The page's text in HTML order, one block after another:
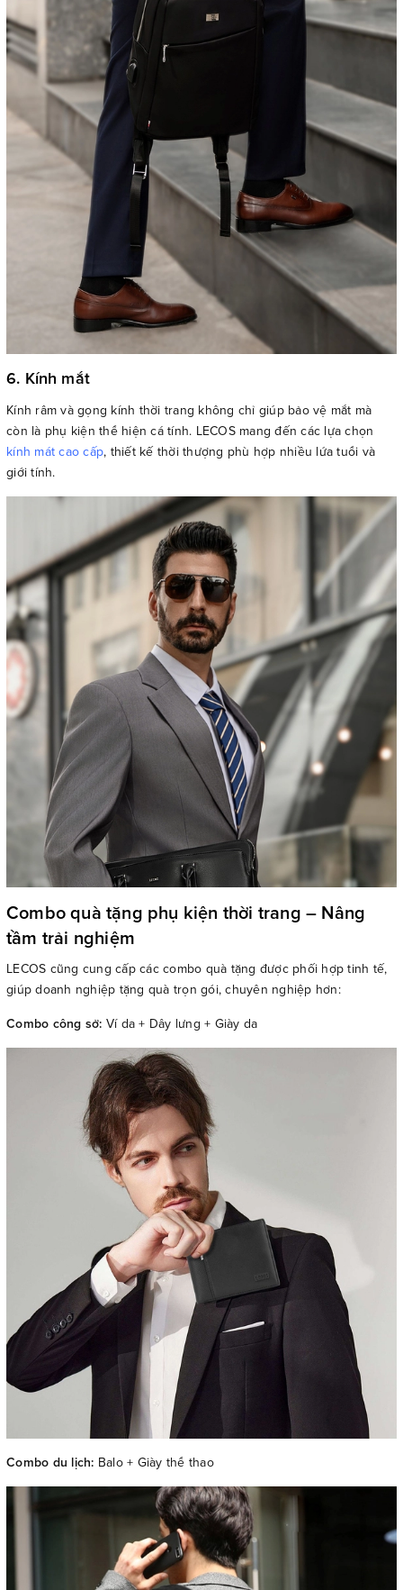
6. Kính mắt
Kính râm và gọng kính thời trang không chỉ giúp bảo vệ mắt mà
còn là phụ kiện thể hiện cá tính. LECOS mang đến các lựa chọn
kính mát cao cấp, thiết kế thời thượng phù hợp nhiều lứa tuổi và
giới tính.
Combo quà tặng phụ kiện thời trang – Nâng
tầm trải nghiệm
LECOS cũng cung cấp các combo quà tặng được phối hợp tinh tế,
giúp doanh nghiệp tặng quà trọn gói, chuyên nghiệp hơn:
Combo công sở: Ví da + Dây lưng + Giày da
Combo du lịch: Balo + Giày thể thao